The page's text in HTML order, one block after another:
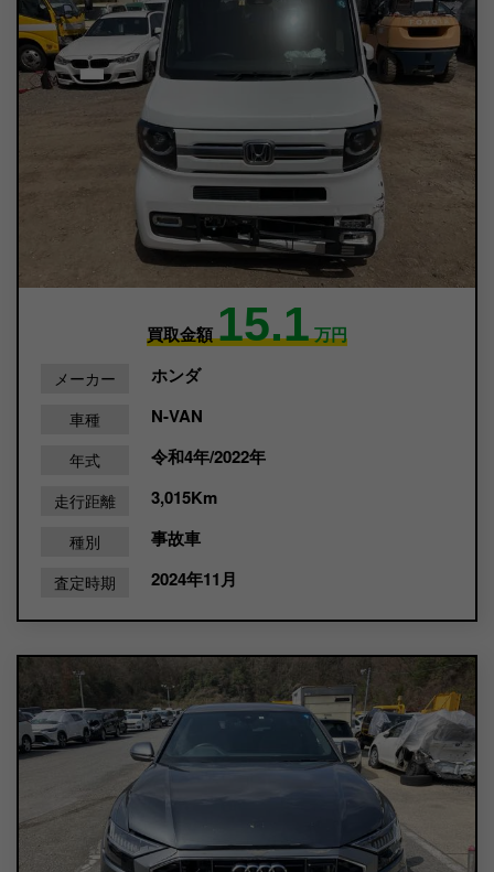
買取金額15.1万円
メーカー ホンダ
車種 N-VAN
年式 令和4年/2022年
走行距離 3,015Km
種別 事故車
査定時期 2024年11月